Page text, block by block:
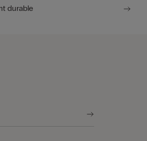
durable